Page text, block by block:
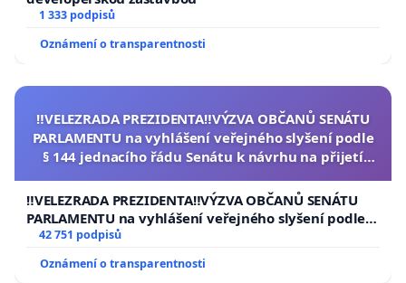
1 333 podpisů
Oznámení o transparentnosti
‼️VELEZRADA PREZIDENTA‼️VÝZVA OBČANŮ SENÁTU
PARLAMENTU na vyhlášení veřejného slyšení podle
§ 144 jednacího řádu Senátu k návrhu na přijetí
republiky
‼️VELEZRADA PREZIDENTA‼️VÝZVA OBČANŮ SENÁTU
PARLAMENTU na vyhlášení veřejného slyšení podle §
144 jednacího řádu Senátu k návrhu na přijetí
republiky
42 751 podpisů
Oznámení o transparentnosti